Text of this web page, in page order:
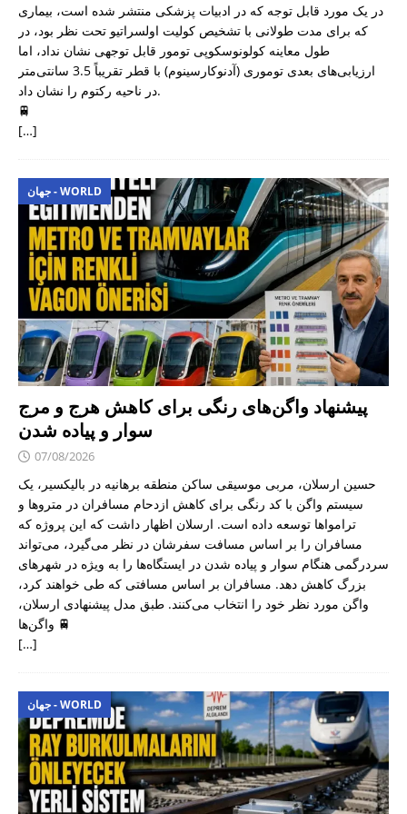
در یک مورد قابل توجه که در ادبیات پزشکی منتشر شده است، بیماری
که برای مدت طولانی با تشخیص کولیت اولسراتیو تحت نظر بود، در
طول معاینه کولونوسکوپی تومور قابل توجهی نشان نداد، اما
ارزیابی‌های بعدی توموری (آدنوکارسینوم) با قطر تقریباً 3.5 سانتی‌متر
در ناحیه رکتوم را نشان داد.
🚆
[…]
جهان - WORLD
پیشنهاد واگن‌های رنگی برای کاهش هرج و مرج
سوار و پیاده شدن
07/08/2026
حسین ارسلان، مربی موسیقی ساکن منطقه برهانیه در بالیکسیر، یک
سیستم واگن با کد رنگی برای کاهش ازدحام مسافران در متروها و
ترامواها توسعه داده است. ارسلان اظهار داشت که این پروژه که
مسافران را بر اساس مسافت سفرشان در نظر می‌گیرد، می‌تواند
سردرگمی هنگام سوار و پیاده شدن در ایستگاه‌ها را به ویژه در شهرهای
بزرگ کاهش دهد. مسافران بر اساس مسافتی که طی خواهند کرد،
واگن مورد نظر خود را انتخاب می‌کنند. طبق مدل پیشنهادی ارسلان،
واگن‌ها 🚆
[…]
جهان - WORLD